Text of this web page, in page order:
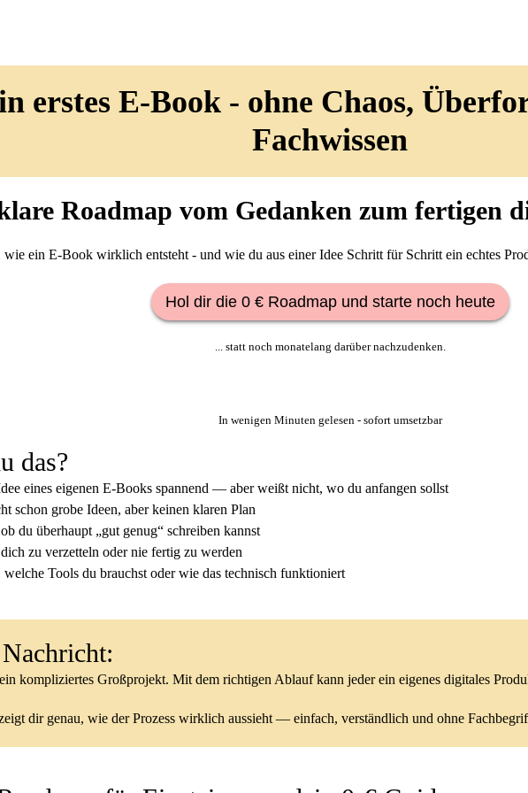
erstes E-Book - ohne Chaos,
Fachwissen
Roadmap vom Gedanken zum fertigen
wie ein E-Book wirklich entsteht - und wie du aus einer Idee Schritt für Schritt ein echtes
Hol dir die 0 € Roadmap und starte noch heute
... statt noch monatelang darüber nachzudenken.
In wenigen Minuten gelesen - sofort umsetzbar
das?
eines eigenen E-Books spannend — aber weißt nicht, wo du anfangen sollst
schon grobe Ideen, aber keinen klaren Plan
du überhaupt „gut genug“ schreiben kannst
zu verzetteln oder nie fertig zu werden
Tools du brauchst oder wie das technisch funktioniert
kompliziertes Großprojekt. Mit dem richtigen Ablauf kann jeder ein eigenes digitales
dir genau, wie der Prozess wirklich aussieht — einfach, verständlich und ohne